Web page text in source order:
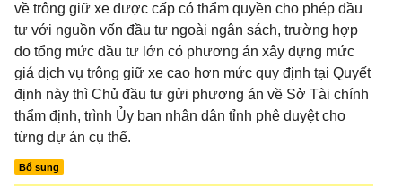
về trông giữ xe được cấp có thẩm quyền cho phép đầu
tư với nguồn vốn đầu tư ngoài ngân sách, trường hợp
do tổng mức đầu tư lớn có phương án xây dựng mức
giá dịch vụ trông giữ xe cao hơn mức quy định tại Quyết
định này thì Chủ đầu tư gửi phương án về Sở Tài chính
thẩm định, trình Ủy ban nhân dân tỉnh phê duyệt cho
từng dự án cụ thể.
Bổ sung